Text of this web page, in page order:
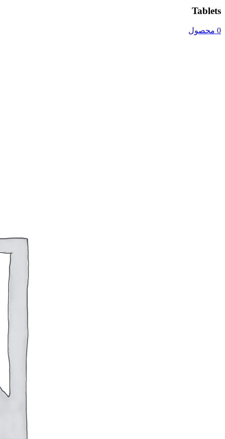
Tablets
0 محصول